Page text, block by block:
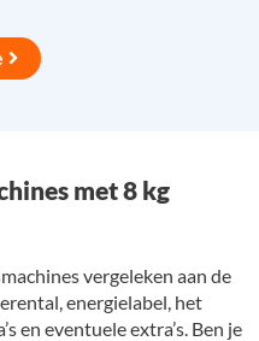
met 8 kg
vergeleken aan de
energielabel, het
en eventuele extra’s. Ben je